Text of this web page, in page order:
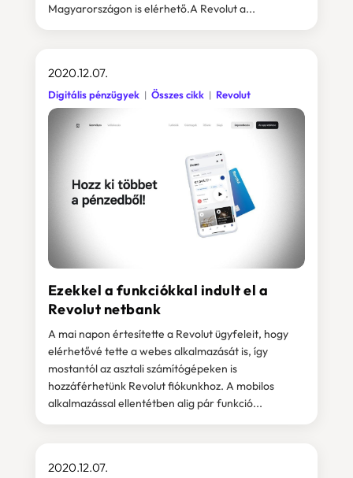
Magyarországon is elérhető.A Revolut a...
Ezekkel a funkciókkal indult el a
Revolut netbank
2020.12.07.
Digitális pénzügyek Összes cikk Revolut
A mai napon értesítette a Revolut ügyfeleit, hogy
elérhetővé tette a webes alkalmazását is, így
mostantól az asztali számítógépeken is
hozzáférhetünk Revolut fiókunkhoz. A mobilos
alkalmazással ellentétben alig pár funkció...
2020.12.07.